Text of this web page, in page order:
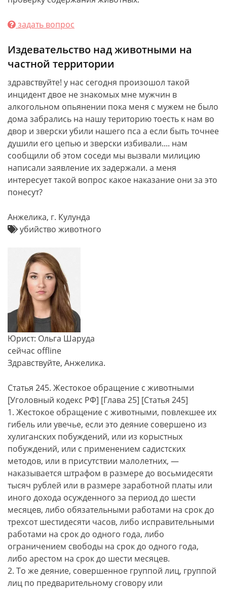
задать вопрос
Издевательство над животными на
частной территории
здравствуйте! у нас сегодня произошол такой
инцидент двое не знакомых мне мужчин в
алкогольном опьянении пока меня с мужем не было
дома забрались на нашу територию тоесть к нам во
двор и зверски убили нашего пса а если быть точнее
душили его цепью и зверски избивали.... нам
сообщили об этом соседи мы вызвали милицию
написали заявление их задержали. а меня
интересует такой вопрос какое наказание они за это
понесут?
Анжелика, г. Кулунда
убийство животного
Юрист: Ольга Шаруда
сейчас offline
Здравствуйте, Анжелика.
Статья 245. Жестокое обращение с животными
[Уголовный кодекс РФ] [Глава 25] [Статья 245]
1. Жестокое обращение с животными, повлекшее их
гибель или увечье, если это деяние совершено из
хулиганских побуждений, или из корыстных
побуждений, или с применением садистских
методов, или в присутствии малолетних, —
наказывается штрафом в размере до восьмидесяти
тысяч рублей или в размере заработной платы или
иного дохода осужденного за период до шести
месяцев, либо обязательными работами на срок до
трехсот шестидесяти часов, либо исправительными
работами на срок до одного года, либо
ограничением свободы на срок до одного года,
либо арестом на срок до шести месяцев.
2. То же деяние, совершенное группой лиц, группой
лиц по предварительному сговору или